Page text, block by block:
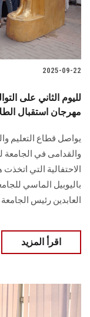
2025-09-22
لليوم الثاني على
مهرجان استقبال
يواصل قطاع التعليم
والقدامى في الجامعة
الاحتفالية التي اتخذت
باليوبيل الماسي
العابدين رئيس الجامعة
اقرأ المزيد